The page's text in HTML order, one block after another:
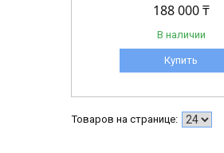
188 000 ₸
В наличии
Купить